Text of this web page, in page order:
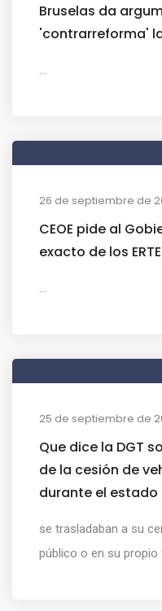
Bruselas da
'contrarreforma'
...
26 de septiembre de
CEOE pide al
exacto de los
...
25 de septiembre de
Que dice la DGT
de la cesión de
durante el estado
se trasladaban a su
público o en su